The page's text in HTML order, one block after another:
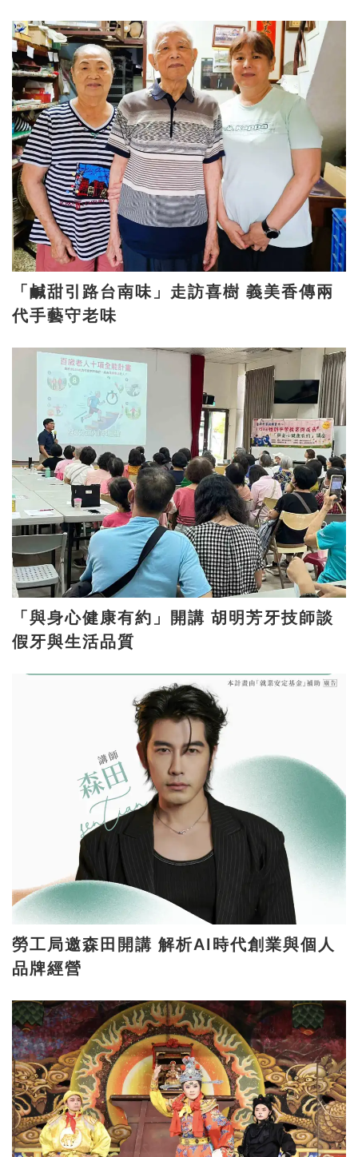
「鹹甜引路台南味」走訪喜樹 義美香傳兩
代手藝守老味
「與身心健康有約」開講 胡明芳牙技師談
假牙與生活品質
勞工局邀森田開講 解析AI時代創業與個人
品牌經營